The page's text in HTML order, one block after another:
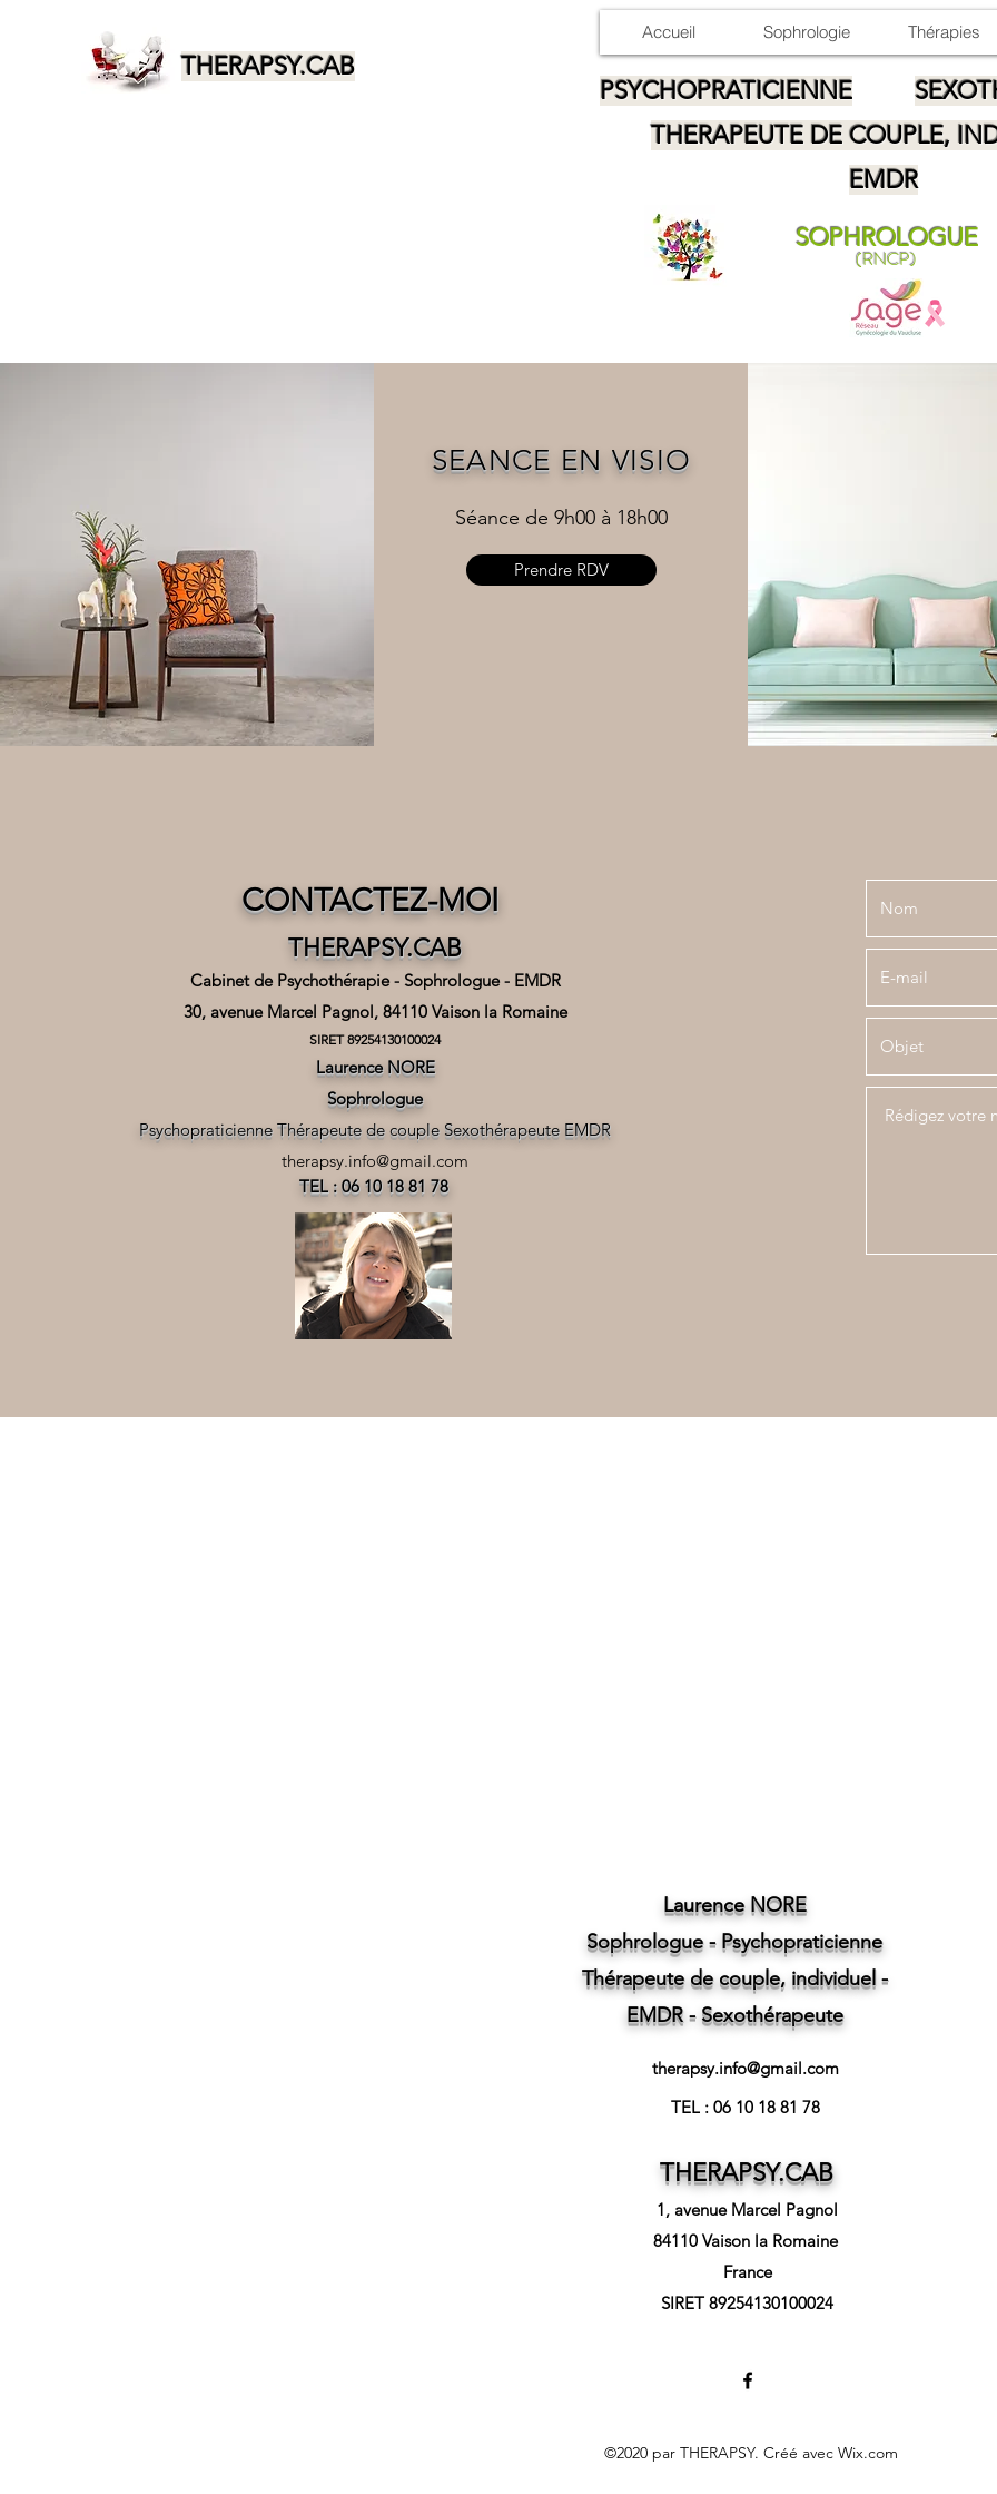
THERAPSY.CAB
Accueil Sophrologie Thérapies
PSYCHOPRATICIENNE
THERAPEUTE DE COUPLE,
EMDR
SOPHROLOGUE
(RNCP)
SEANCE EN VISIO
Séance de 9h00 à 18h00
Prendre RDV
CONTACTEZ-MOI
THERAPSY.CAB
Cabinet de Psychothérapie - Sophrologue - EMDR
30, avenue Marcel Pagnol, 84110 Vaison la Romaine
SIRET 89254130100024
Laurence NORE
Sophrologue
Psychopraticienne Thérapeute de couple Sexothérapeute EMDR
therapsy.info@gmail.com
TEL : 06 10 18 81 78
Laurence NORE
Sophrologue - Psychopraticienne
Thérapeute de couple, individuel -
EMDR - Sexothérapeute
therapsy.info@gmail.com
TEL : 06 10 18 81 78
THERAPSY.CAB
1, avenue Marcel Pagnol
84110 Vaison la Romaine
France
SIRET 89254130100024
©2020 par THERAPSY. Créé avec Wix.com